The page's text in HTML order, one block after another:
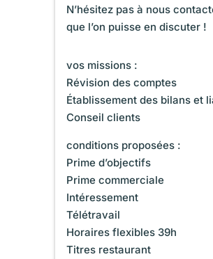
N’hésitez pas à nous
que l’on puisse en discuter !
vos missions :
Révision des comptes
Établissement des bilans et
Conseil clients
conditions proposées :
Prime d’objectifs
Prime commerciale
Intéressement
Télétravail
Horaires flexibles 39h
Titres restaurant